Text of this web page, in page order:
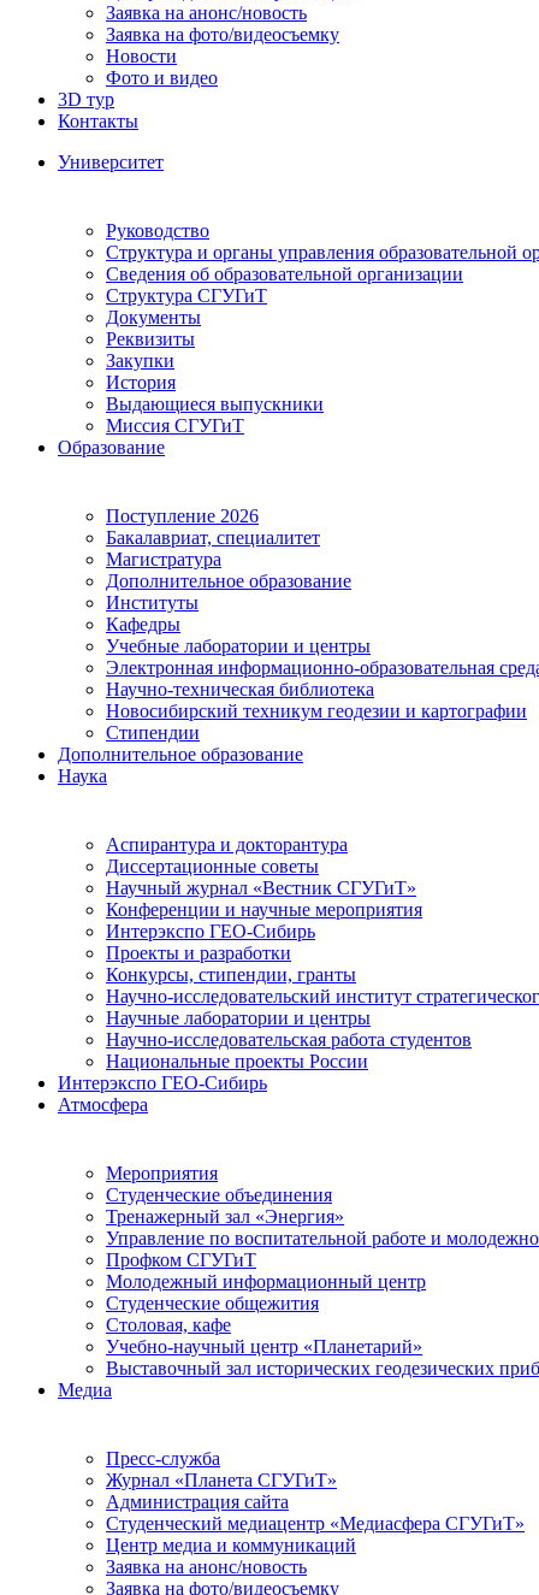
Заявка на анонс/новость
Заявка на фото/видеосъемку
Новости
Фото и видео
3D тур
Контакты
Университет
Руководство
Структура и органы управления образовательной
Сведения об образовательной организации
Структура СГУГиТ
Документы
Реквизиты
Закупки
История
Выдающиеся выпускники
Миссия СГУГиТ
Образование
Поступление 2026
Бакалавриат, специалитет
Магистратура
Дополнительное образование
Институты
Кафедры
Учебные лаборатории и центры
Электронная информационно-образовательная
Научно-техническая библиотека
Новосибирский техникум геодезии и картографии
Стипендии
Дополнительное образование
Наука
Аспирантура и докторантура
Диссертационные советы
Научный журнал «Вестник СГУГиТ»
Конференции и научные мероприятия
Интерэкспо ГЕО-Сибирь
Проекты и разработки
Конкурсы, стипендии, гранты
Научно-исследовательский институт
Научные лаборатории и центры
Научно-исследовательская работа студентов
Национальные проекты России
Интерэкспо ГЕО-Сибирь
Атмосфера
Мероприятия
Студенческие объединения
Тренажерный зал «Энергия»
Управление по воспитательной работе и
Профком СГУГиТ
Молодежный информационный центр
Студенческие общежития
Столовая, кафе
Учебно-научный центр «Планетарий»
Выставочный зал исторических геодезических
Медиа
Пресс-служба
Журнал «Планета СГУГиТ»
Администрация сайта
Студенческий медиацентр «Медиасфера СГУГиТ»
Центр медиа и коммуникаций
Заявка на анонс/новость
Заявка на фото/видеосъемку